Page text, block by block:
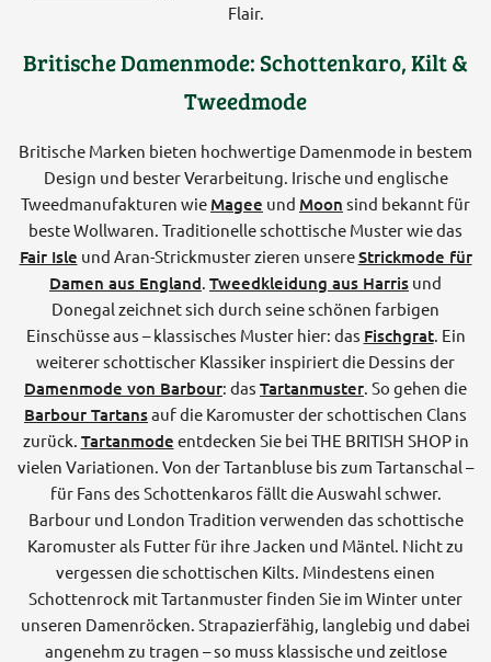
Flair.
Britische Damenmode: Schottenkaro, Kilt &
Tweedmode
Britische Marken bieten hochwertige Damenmode in bestem
Design und bester Verarbeitung. Irische und englische
Tweedmanufakturen wie Magee und Moon sind bekannt für
beste Wollwaren. Traditionelle schottische Muster wie das
Fair Isle und Aran-Strickmuster zieren unsereStrickmode für
Damen aus England Tweedkleidung aus Harris und
Donegal zeichnet sich durch seine schönen farbigen
Einschüsse aus – klassisches Muster hier: das Fischgrat. Ein
weiterer schottischer Klassiker inspiriert die Dessins der
Damenmode von Barbour: das Tartanmuster . So gehen die
Barbour Tartansauf die Karomuster der schottischen Clans
zurück. Tartanmode entdecken Sie bei THE BRITISH SHOP in
vielen Variationen. Von der Tartanbluse bis zum Tartanschal –
für Fans des Schottenkaros fällt die Auswahl schwer.
Barbour und London Tradition verwenden das schottische
Karomuster als Futter für ihre Jacken und Mäntel. Nicht zu
vergessen die schottischen Kilts. Mindestens einen
Schottenrock mit Tartanmuster finden Sie im Winter unter
unseren Damenröcken. Strapazierfähig, langlebig und dabei
angenehm zu tragen – so muss klassische und zeitlose